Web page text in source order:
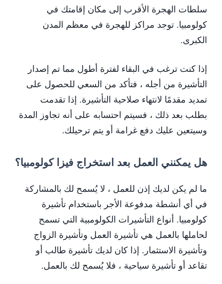
سلطات الهجرة الأقرب إلى مكان إقامتك في
كولومبيا. توجد مراكز للهجرة في معظم المدن
الكبرى.
إذا كنت ترغب في البقاء لفترة أطول مما تم إصدار
التأشيرة من أجله ، فتأكد من السعي للحصول على
تمديد مقدمًا لانتهاء صلاحية التأشيرة. إذا تقدمت
بطلب بعد ذلك ، فسيتم احتسابه على أنه تجاوز المدة
وسيتعين عليك دفع غرامة أو يتم ترحيلك.
هل يمكنني العمل بعد استخراج فيزا كولومبيا؟
ما لم يكن لديك إذن للعمل ، لا يُسمح لك بالمشاركة
في أي أنشطة مدفوعة الأجر باستخدام تأشيرة
كولومبيا. أنواع التأشيرات الكولومبية التي تسمح
لحاملها بالعمل هي تأشيرة العمل وتأشيرة الزواج
وتأشيرة الاستثمار. إذا كان لديك تأشيرة طالب أو
تقاعد أو تأشيرة سياحية ، فلا يُسمح لك بالعمل.